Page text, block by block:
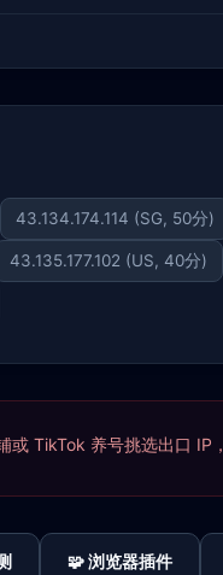
43.134.174.114 (SG, 50分)
43.135.177.102 (US, 40分)
TikTok 养号挑选出口 IP，
🧩 浏览器插件